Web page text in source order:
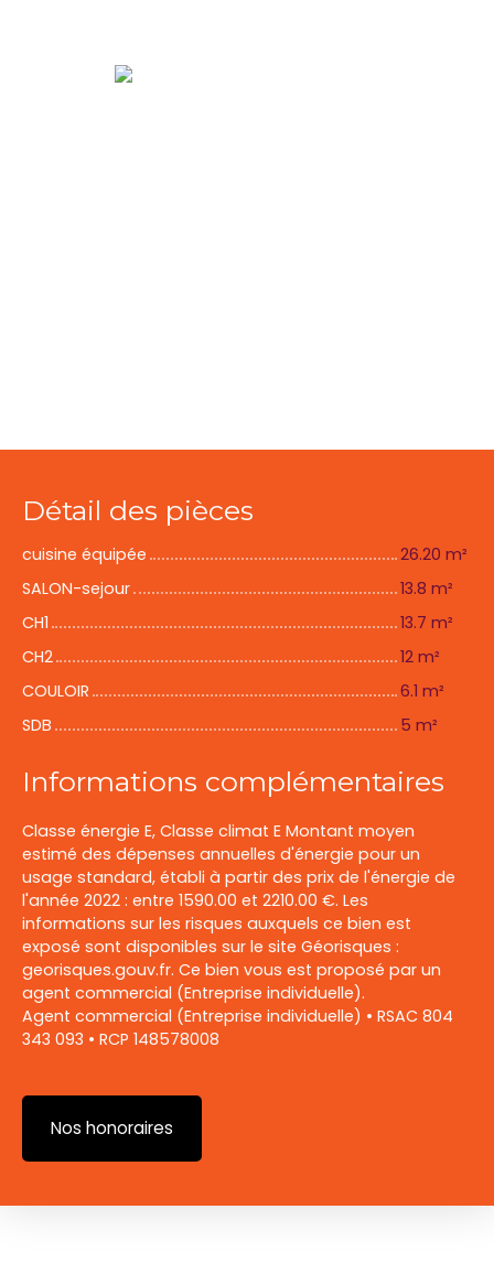
Détail des pièces
cuisine équipée
26.20 m²
SALON-sejour
13.8 m²
CH1
13.7 m²
CH2
12 m²
COULOIR
6.1 m²
SDB
5 m²
Informations complémentaires
Classe énergie E, Classe climat E Montant moyen
estimé des dépenses annuelles d'énergie pour un
usage standard, établi à partir des prix de l'énergie de
l'année 2022 : entre 1590.00 et 2210.00 €. Les
informations sur les risques auxquels ce bien est
exposé sont disponibles sur le site Géorisques :
georisques.gouv.fr. Ce bien vous est proposé par un
agent commercial (Entreprise individuelle).
Agent commercial (Entreprise individuelle) • RSAC ‭804
343 093‬ • RCP 148578008
Nos honoraires